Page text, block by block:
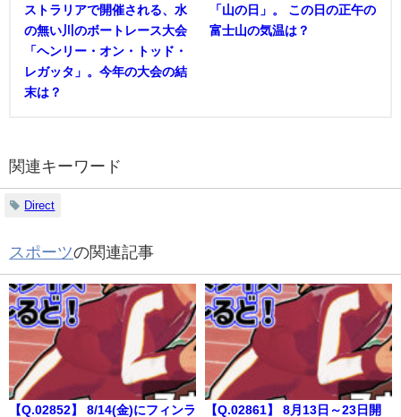
ストラリアで開催される、水
の無い川のボートレース大会
「ヘンリー・オン・トッド・
レガッタ」。今年の大会の結
末は？
「山の日」。 この日の正午の
富士山の気温は？
関連キーワード
Direct
スポーツの関連記事
【Q.02852】 8/14(金)にフィンラ
【Q.02861】 8月13日～23日開